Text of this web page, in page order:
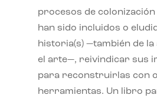
procesos de colonización
han sido incluidos o
historia(s) —también de
el arte—, reivindicar sus
para reconstruirlas con
herramientas. Un libro